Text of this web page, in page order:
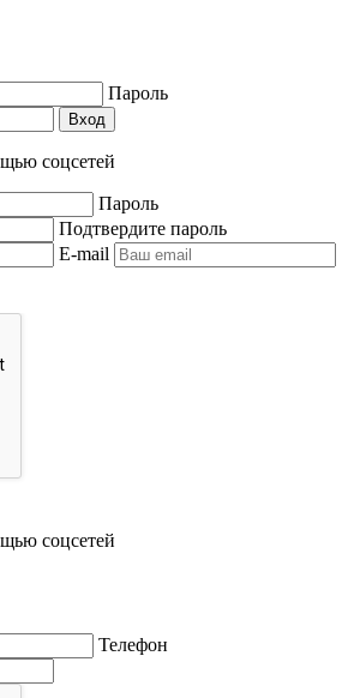
Пароль
Вход
соцсетей
Пароль
Подтвердите пароль
E-mail
соцсетей
Телефон